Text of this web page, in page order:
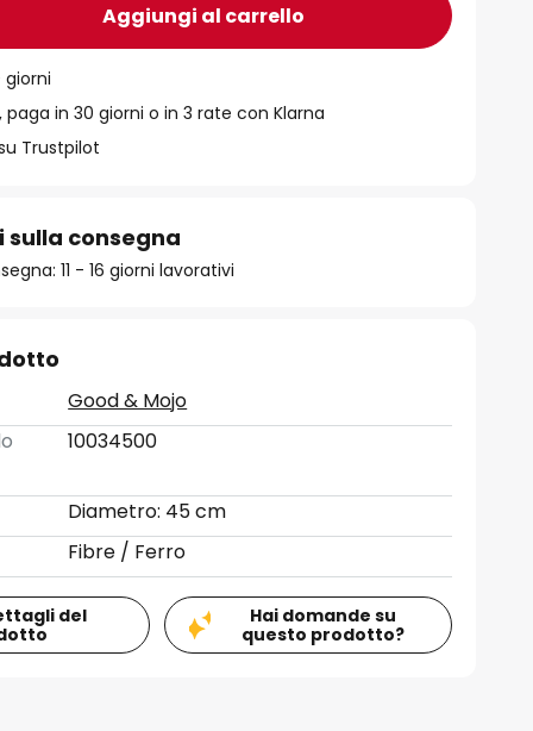
Aggiungi al carrello
giorni
paga in 30 giorni o in 3 rate con Klarna
Trustpilot
consegna
11 - 16 giorni lavorativi
Good & Mojo
10034500
Diametro: 45 cm
Fibre / Ferro
del
Hai domande su
questo prodotto?